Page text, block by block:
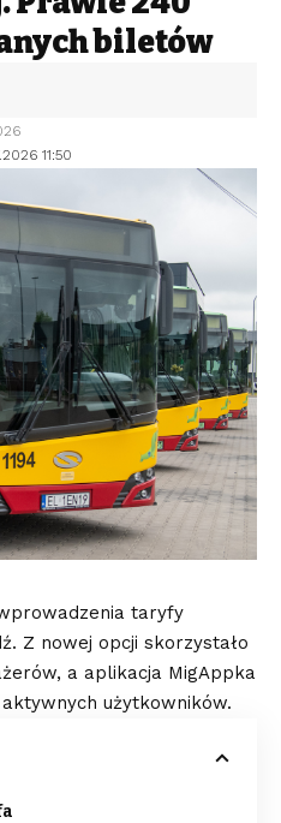
biletów
11:50
taryfy
Z nowej opcji skorzystało
a aplikacja MigAppka
użytkowników.